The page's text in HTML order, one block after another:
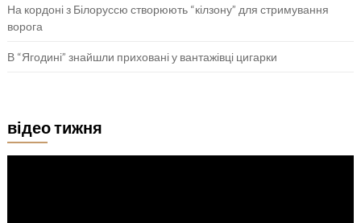
На кордоні з Білоруссю створюють “кілзону” для стримування
ворога
В “Ягодині” знайшли приховані у вантажівці цигарки
відео тижня